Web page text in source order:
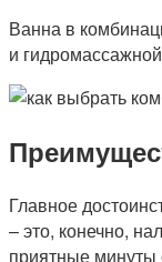
Ванна в
и
Главное
– это, конечно,
приятные минуты